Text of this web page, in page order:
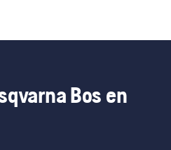
Bos en